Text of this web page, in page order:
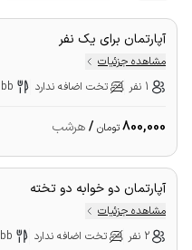
آپارتمان برای یک نفر
مشاهده جزئیات
1 نفر
تخت اضافه ندارد bb صبحانه
800,000تومان /هرشب
آپارتمان دو خوابه دو تخته
مشاهده جزئیات
2 نفر
تخت اضافه ندارد bb صبحانه